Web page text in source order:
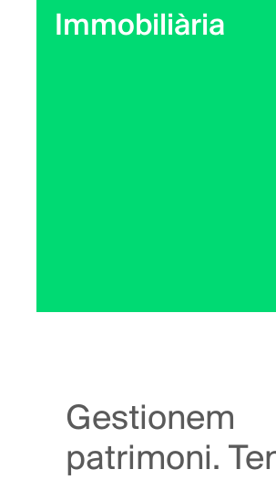
Immobiliària
Gestionem
patrimoni.